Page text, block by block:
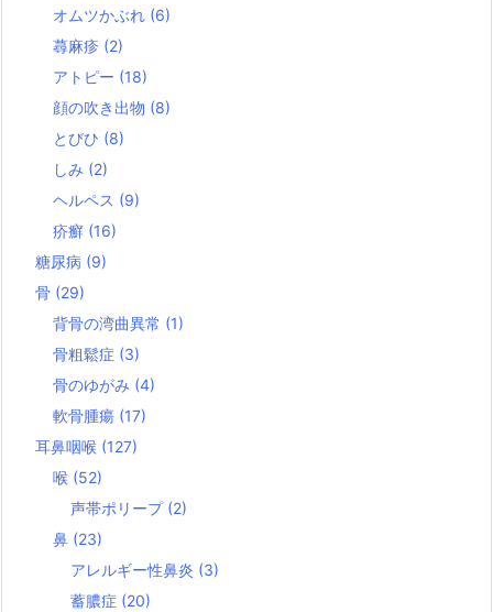
オムツかぶれ (6)
蕁麻疹 (2)
アトピー (18)
顔の吹き出物 (8)
とびひ (8)
しみ (2)
ヘルペス (9)
疥癬 (16)
糖尿病 (9)
骨 (29)
背骨の湾曲異常 (1)
骨粗鬆症 (3)
骨のゆがみ (4)
軟骨腫瘍 (17)
耳鼻咽喉 (127)
喉 (52)
声帯ポリープ (2)
鼻 (23)
アレルギー性鼻炎 (3)
蓄膿症 (20)